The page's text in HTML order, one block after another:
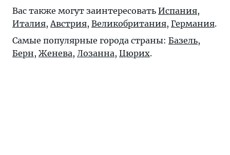
Вас также могут заинтересовать Испания,
Италия,Австрия, Великобритания, Германия.
Самые популярные города страны: Базель,
Берн, Женева, Лозанна, Цюрих.